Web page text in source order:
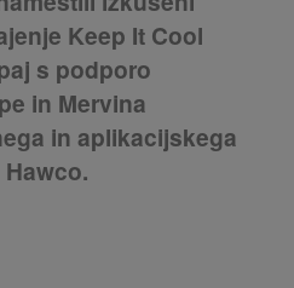
Keep It Cool
s podporo
in Mervina
in aplikacijskega